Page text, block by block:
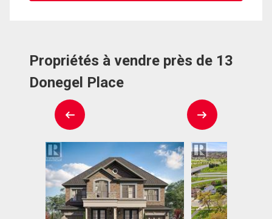
Propriétés à vendre près de 13
Donegel Place